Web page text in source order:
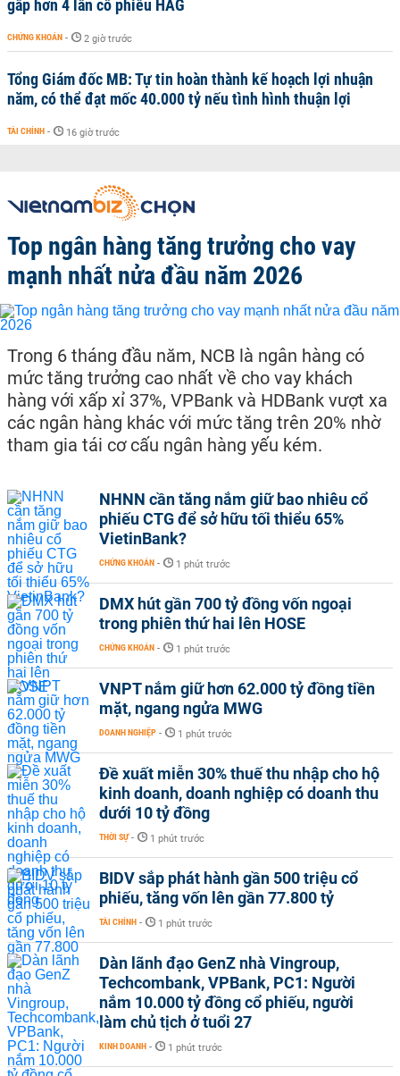
gấp hơn 4 lần cổ phiếu HAG
CHỨNG KHOÁN - 2 giờ trước
Tổng Giám đốc MB: Tự tin hoàn thành kế hoạch lợi nhuận
năm, có thể đạt mốc 40.000 tỷ nếu tình hình thuận lợi
TÀI CHÍNH - 16 giờ trước
Top ngân hàng tăng trưởng cho vay
mạnh nhất nửa đầu năm 2026
Trong 6 tháng đầu năm, NCB là ngân hàng có
mức tăng trưởng cao nhất về cho vay khách
hàng với xấp xỉ 37%, VPBank và HDBank vượt xa
các ngân hàng khác với mức tăng trên 20% nhờ
tham gia tái cơ cấu ngân hàng yếu kém.
NHNN cần tăng nắm giữ bao nhiêu cổ
phiếu CTG để sở hữu tối thiểu 65%
VietinBank?
CHỨNG KHOÁN - 1 phút trước
DMX hút gần 700 tỷ đồng vốn ngoại
trong phiên thứ hai lên HOSE
CHỨNG KHOÁN - 1 phút trước
VNPT nắm giữ hơn 62.000 tỷ đồng tiền
mặt, ngang ngửa MWG
DOANH NGHIỆP - 1 phút trước
Đề xuất miễn 30% thuế thu nhập cho hộ
kinh doanh, doanh nghiệp có doanh thu
dưới 10 tỷ đồng
THỜI SỰ - 1 phút trước
BIDV sắp phát hành gần 500 triệu cổ
phiếu, tăng vốn lên gần 77.800 tỷ
TÀI CHÍNH - 1 phút trước
Dàn lãnh đạo GenZ nhà Vingroup,
Techcombank, VPBank, PC1: Người
nắm 10.000 tỷ đồng cổ phiếu, người
làm chủ tịch ở tuổi 27
KINH DOANH - 1 phút trước